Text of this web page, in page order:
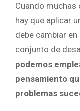
Cuando
hay que aplicar
debe cambiar
conjunto de
podemos
pensamiento
problemas